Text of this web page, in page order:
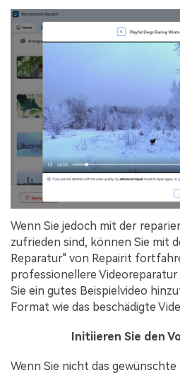
Wenn Sie jedoch mit der
zufrieden sind, können Sie mit
Reparatur" von Repairit
professionellere
Sie ein gutes Beispielvideo
Format wie das beschädigte
Initiieren Sie den
Wenn Sie nicht das